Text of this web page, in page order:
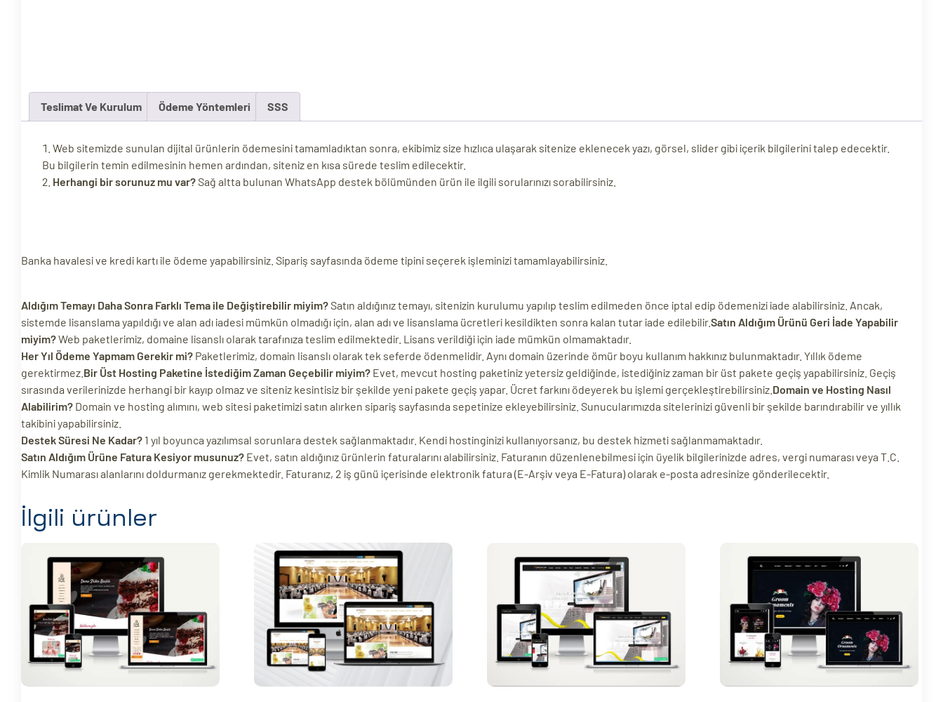
Teslimat Ve Kurulum Ödeme Yöntemleri SSS
Web sitemizde sunulan dijital ürünlerin ödemesini tamamladıktan sonra, ekibimiz size hızlıca ulaşarak sitenize eklenecek yazı, görsel, slider gibi içerik bilgilerini talep edecektir.
Bu bilgilerin temin edilmesinin hemen ardından, siteniz en kısa sürede teslim edilecektir.
Herhangi bir sorunuz mu var?Sağ altta bulunan WhatsApp destek bölümünden ürün ile ilgili sorularınızı sorabilirsiniz.
Banka havalesi ve kredi kartı ile ödeme yapabilirsiniz. Sipariş sayfasında ödeme tipini seçerek işleminizi tamamlayabilirsiniz.
Aldığım Temayı Daha Sonra Farklı Tema ile Değiştirebilir miyim?Satın aldığınız temayı, sitenizin kurulumu yapılıp teslim edilmeden önce iptal edip ödemenizi iade alabilirsiniz. Ancak,
sistemde lisanslama yapıldığı ve alan adı iadesi mümkün olmadığı için, alan adı ve lisanslama ücretleri kesildikten sonra kalan tutar iade edilebilir.Satın Aldığım Ürünü Geri İade Yapabilir
miyim?Web paketlerimiz, domaine lisanslı olarak tarafınıza teslim edilmektedir. Lisans verildiği için iade mümkün olmamaktadır.
Her Yıl Ödeme Yapmam Gerekir mi? Paketlerimiz, domain lisanslı olarak tek seferde ödenmelidir. Aynı domain üzerinde ömür boyu kullanım hakkınız bulunmaktadır. Yıllık ödeme
gerektirmez. Bir Üst Hosting Paketine İstediğim Zaman Geçebilir miyim? Evet, mevcut hosting paketiniz yetersiz geldiğinde, istediğiniz zaman bir üst pakete geçiş yapabilirsiniz. Geçiş
sırasında verilerinizde herhangi bir kayıp olmaz ve siteniz kesintisiz bir şekilde yeni pakete geçiş yapar. Ücret farkını ödeyerek bu işlemi gerçekleştirebilirsiniz. Domain ve Hosting Nasıl
Alabilirim? Domain ve hosting alımını, web sitesi paketimizi satın alırken sipariş sayfasında sepetinize ekleyebilirsiniz. Sunucularımızda sitelerinizi güvenli bir şekilde barındırabilir ve yıllık
takibini yapabilirsiniz.
Destek Süresi Ne Kadar? 1 yıl boyunca yazılımsal sorunlara destek sağlanmaktadır. Kendi hostinginizi kullanıyorsanız, bu destek hizmeti sağlanmamaktadır.
Satın Aldığım Ürüne Fatura Kesiyor musunuz? Evet, satın aldığınız ürünlerin faturalarını alabilirsiniz. Faturanın düzenlenebilmesi için üyelik bilgilerinizde adres, vergi numarası veya T.C.
Kimlik Numarası alanlarını doldurmanız gerekmektedir. Faturanız, 2 iş günü içerisinde elektronik fatura (E-Arşiv veya E-Fatura) olarak e-posta adresinize gönderilecektir.
İlgili ürünler